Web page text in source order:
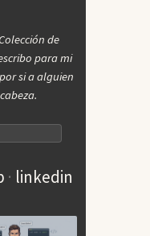
de
para mi
si a alguien
linkedin